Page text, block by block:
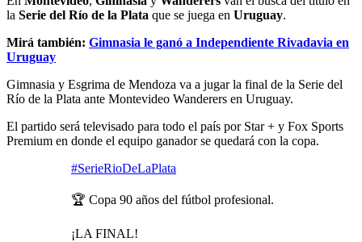
la Serie del Río de la Plata que se juega en Uruguay.
Mirá también: Gimnasia le ganó a Independiente Rivadavia en
Uruguay
Gimnasia y Esgrima de Mendoza va a jugar la final de la Serie del
Río de la Plata ante Montevideo Wanderers en Uruguay.
El partido será televisado para todo el país por Star + y Fox Sports
Premium en donde el equipo ganador se quedará con la copa.
#SerieRioDeLaPlata
🏆 Copa 90 años del fútbol profesional.
¡LA FINAL!